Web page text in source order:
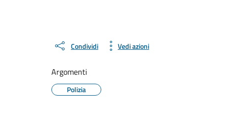
Condividi Vedi azioni
Argomenti
Polizia